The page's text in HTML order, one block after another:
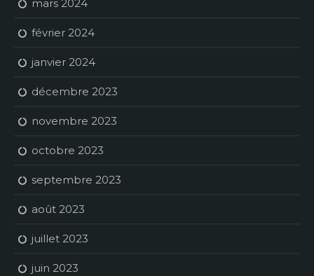
mars 2024
février 2024
janvier 2024
décembre 2023
novembre 2023
octobre 2023
septembre 2023
août 2023
juillet 2023
juin 2023